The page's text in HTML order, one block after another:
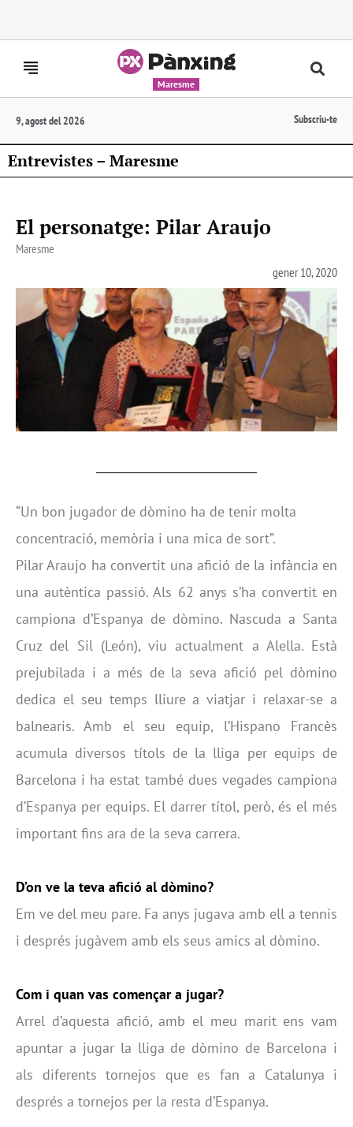
Maresme
9, agost del 2026 Subscriu-te
Entrevistes – Maresme
El personatge: Pilar Araujo
Maresme
gener 10, 2020
“Un bon jugador de dòmino ha de tenir molta
concentració, memòria i una mica de sort”.
Pilar Araujo ha convertit una afició de la infància en
una autèntica passió. Als 62 anys s’ha convertit en
campiona d’Espanya de dòmino. Nascuda a Santa
Cruz del Sil (León), viu actualment a Alella. Està
prejubilada i a més de la seva afició pel dòmino
dedica el seu temps lliure a viatjar i relaxar-se a
balnearis. Amb el seu equip, l’Hispano Francès
acumula diversos títols de la lliga per equips de
Barcelona i ha estat també dues vegades campiona
d’Espanya per equips. El darrer títol, però, és el més
important fins ara de la seva carrera.
D’on ve la teva afició al dòmino?
Em ve del meu pare. Fa anys jugava amb ell a tennis
i després jugàvem amb els seus amics al dòmino.
Com i quan vas començar a jugar?
Arrel d’aquesta afició, amb el meu marit ens vam
apuntar a jugar la lliga de dòmino de Barcelona i
als diferents tornejos que es fan a Catalunya i
després a tornejos per la resta d’Espanya.